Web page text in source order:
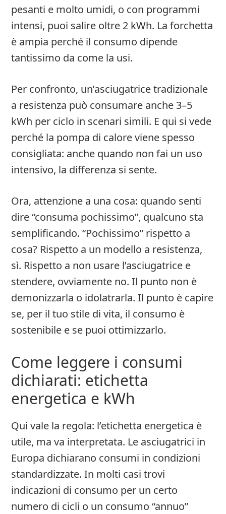
pesanti e molto umidi, o con programmi
intensi, puoi salire oltre 2 kWh. La forchetta
è ampia perché il consumo dipende
tantissimo da come la usi.
Per confronto, un’asciugatrice tradizionale
a resistenza può consumare anche 3–5
kWh per ciclo in scenari simili. E qui si vede
perché la pompa di calore viene spesso
consigliata: anche quando non fai un uso
intensivo, la differenza si sente.
Ora, attenzione a una cosa: quando senti
dire “consuma pochissimo”, qualcuno sta
semplificando. “Pochissimo” rispetto a
cosa? Rispetto a un modello a resistenza,
sì. Rispetto a non usare l’asciugatrice e
stendere, ovviamente no. Il punto non è
demonizzarla o idolatrarla. Il punto è capire
se, per il tuo stile di vita, il consumo è
sostenibile e se puoi ottimizzarlo.
Come leggere i consumi
dichiarati: etichetta
energetica e kWh
Qui vale la regola: l’etichetta energetica è
utile, ma va interpretata. Le asciugatrici in
Europa dichiarano consumi in condizioni
standardizzate. In molti casi trovi
indicazioni di consumo per un certo
numero di cicli o un consumo “annuo”